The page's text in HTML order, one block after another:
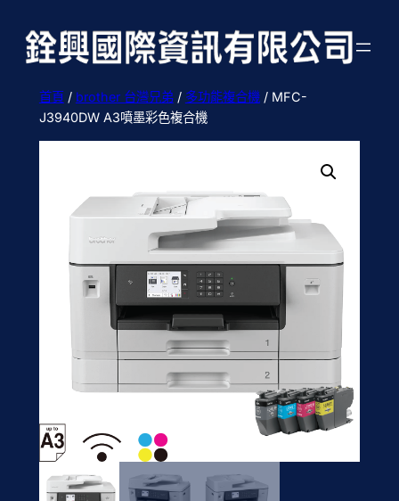
首頁/ brother 台灣兄弟/ 多功能複合機/ MFC-
J3940DW A3噴墨彩色複合機